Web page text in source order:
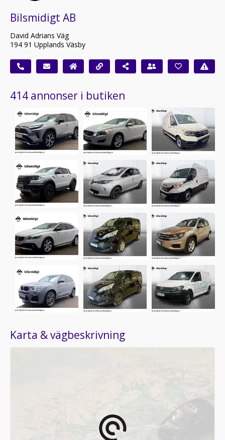
Bilsmidigt AB
David Adrians Väg
194 91 Upplands Väsby
414 annonser i butiken
Karta & vägbeskrivning